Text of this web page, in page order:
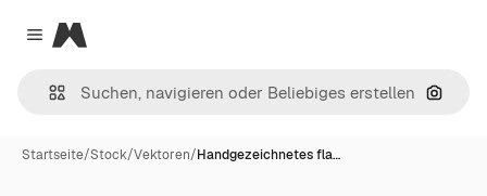
Close menu
Magnific
Nach
Startseite/Stock/Vektoren/Handgezeichnetes fla…